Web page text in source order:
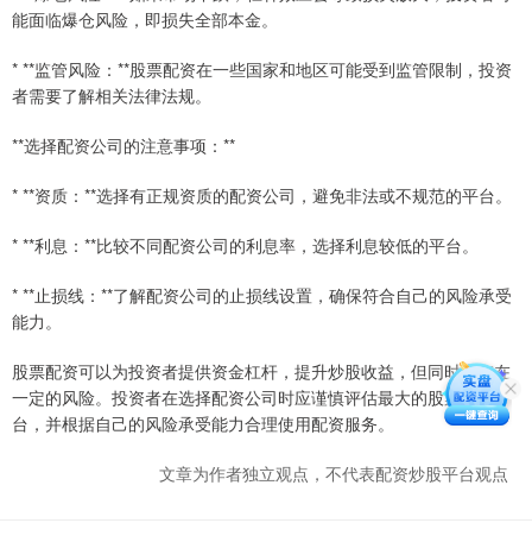
能面临爆仓风险，即损失全部本金。
* **监管风险：**股票配资在一些国家和地区可能受到监管限制，投资
者需要了解相关法律法规。
**选择配资公司的注意事项：**
* **资质：**选择有正规资质的配资公司，避免非法或不规范的平台。
* **利息：**比较不同配资公司的利息率，选择利息较低的平台。
* **止损线：**了解配资公司的止损线设置，确保符合自己的风险承受
能力。
股票配资可以为投资者提供资金杠杆，提升炒股收益，但同时也存在
一定的风险。投资者在选择配资公司时应谨慎评估最大的股票配资平
台，并根据自己的风险承受能力合理使用配资服务。
文章为作者独立观点，不代表配资炒股平台观点